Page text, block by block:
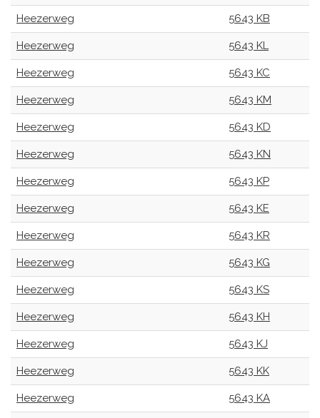
Heezerweg 5643 KB
Heezerweg 5643 KL
Heezerweg 5643 KC
Heezerweg 5643 KM
Heezerweg 5643 KD
Heezerweg 5643 KN
Heezerweg 5643 KP
Heezerweg 5643 KE
Heezerweg 5643 KR
Heezerweg 5643 KG
Heezerweg 5643 KS
Heezerweg 5643 KH
Heezerweg 5643 KJ
Heezerweg 5643 KK
Heezerweg 5643 KA